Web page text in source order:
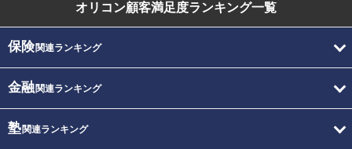
オリコン顧客満足度ランキング一覧
保険関連ランキング
金融関連ランキング
塾関連ランキング